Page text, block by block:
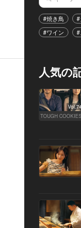
#焼き鳥
#ワイン
人気の
TOUGH COOKIES